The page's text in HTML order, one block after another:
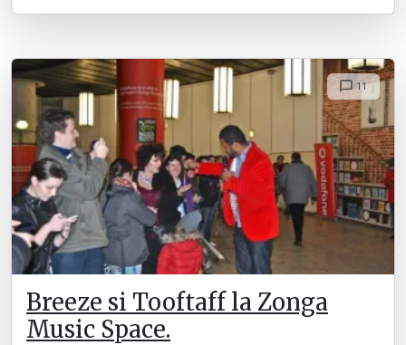
11
Breeze si Tooftaff la Zonga
Music Space.